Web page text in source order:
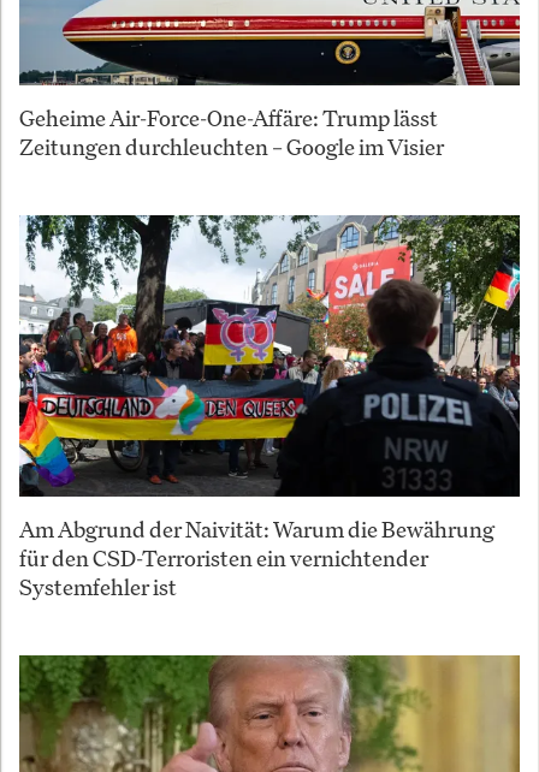
Geheime Air-Force-One-Affäre: Trump lässt
Zeitungen durchleuchten – Google im Visier
Am Abgrund der Naivität: Warum die Bewährung
für den CSD-Terroristen ein vernichtender
Systemfehler ist